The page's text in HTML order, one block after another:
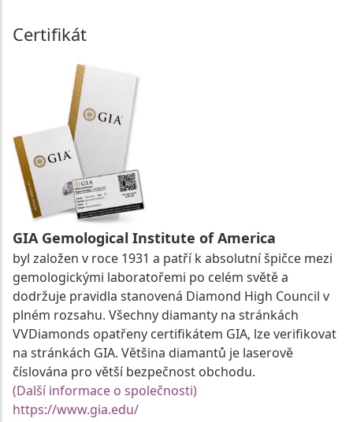
Certifikát
GIA Gemological Institute of America
byl založen v roce 1931 a patří k absolutní špičce mezi
gemologickými laboratořemi po celém světě a
dodržuje pravidla stanovená Diamond High Council v
plném rozsahu. Všechny diamanty na stránkách
VVDiamonds opatřeny certifikátem GIA, lze verifikovat
na stránkách GIA. Většina diamantů je laserově
číslována pro větší bezpečnost obchodu.
(Další informace o společnosti)
https://www.gia.edu/